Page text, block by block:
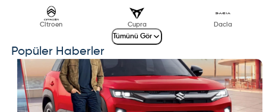
Citroen Cupra Dacia
Tümünü Gör
Popüler Haberler